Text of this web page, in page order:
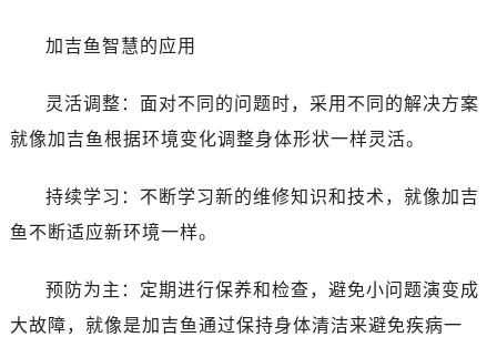
加吉鱼智慧的应用
灵活调整：面对不同的问题时，采用不同的解决方案
就像加吉鱼根据环境变化调整身体形状一样灵活。
持续学习：不断学习新的维修知识和技术，就像加吉
鱼不断适应新环境一样。
预防为主：定期进行保养和检查，避免小问题演变成
大故障，就像是加吉鱼通过保持身体清洁来避免疾病一